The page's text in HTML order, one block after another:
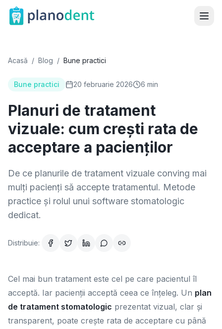
Acasă / Blog / Bune practici
Bune practici 20 februarie 2026 6 min
Planuri de tratament
vizuale: cum crești rata de
acceptare a pacienților
De ce planurile de tratament vizuale conving mai
mulți pacienți să accepte tratamentul. Metode
practice și rolul unui software stomatologic
dedicat.
Distribuie:
Cel mai bun tratament este cel pe care pacientul îl
acceptă. Iar pacienții acceptă ceea ce înțeleg. Un plan
de tratament stomatologic prezentat vizual, clar și
transparent, poate crește rata de acceptare cu până